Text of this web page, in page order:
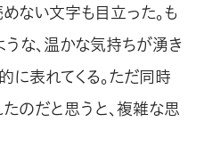
ない文字も目立った。も
うな、温かな気持ちが湧き
表れてくる。ただ同時
のだと思うと、複雑な思